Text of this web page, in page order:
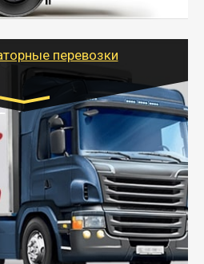
доставку
вещей по нужному
работ при перевозке.
перевозки
Бычок, Еврофура от 5 до
10 тонн
6000 руб.
грузов с
режима, работающим
обработкой кузова и мед.